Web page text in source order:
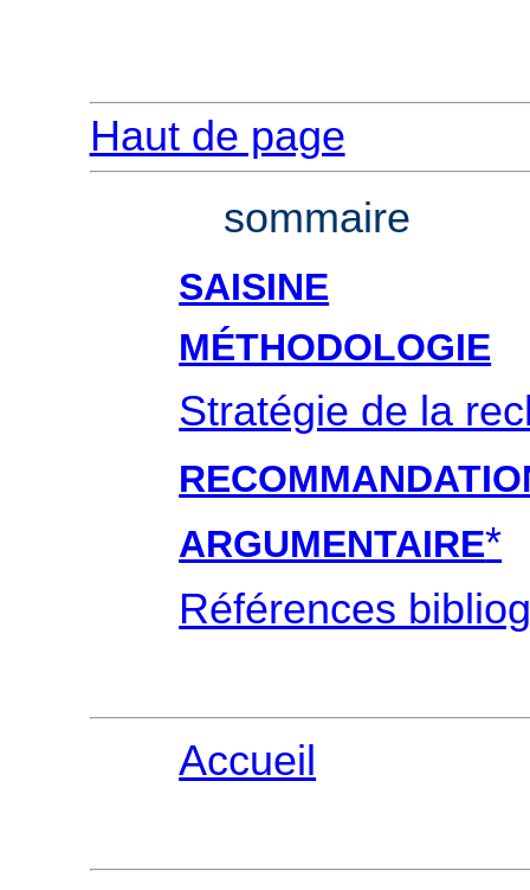
Haut de page
sommaire
SAISINE
MÉTHODOLOGIE
Stratégie de la
ARGUMENTAIRE*
Références
Accueil